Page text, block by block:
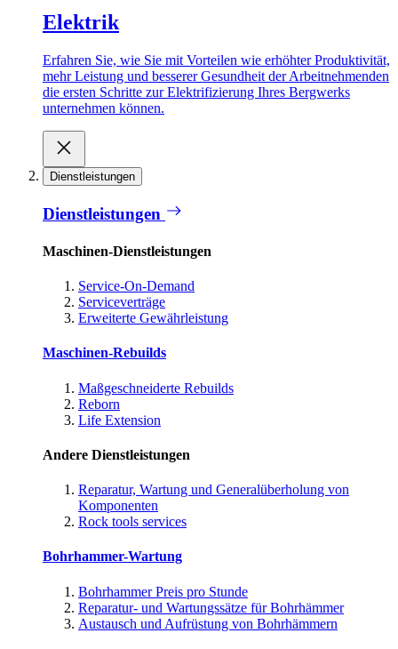
Elektrik
Erfahren Sie, wie Sie mit Vorteilen wie erhöhter Produktivität,
mehr Leistung und besserer Gesundheit der Arbeitnehmenden
die ersten Schritte zur Elektrifizierung Ihres Bergwerks
unternehmen können.
Dienstleistungen
Dienstleistungen
Maschinen-Dienstleistungen
Service-On-Demand
Serviceverträge
Erweiterte Gewährleistung
Maschinen-Rebuilds
Maßgeschneiderte Rebuilds
Reborn
Life Extension
Andere Dienstleistungen
Reparatur, Wartung und Generalüberholung von
Komponenten
Rock tools services
Bohrhammer-Wartung
Bohrhammer Preis pro Stunde
Reparatur- und Wartungssätze für Bohrhämmer
Austausch und Aufrüstung von Bohrhämmern